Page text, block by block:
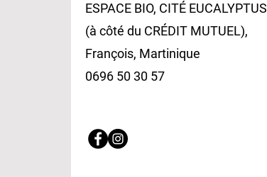
ESPACE BIO, CITÉ EUCALYPTUS
(à côté du CRÉDIT MUTUEL),
François, Martinique
0696 50 30 57